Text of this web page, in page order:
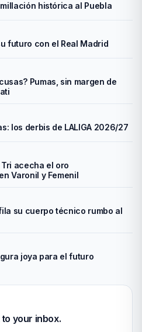
histórica al Puebla
futuro con el Real Madrid
Pumas, sin margen de
los derbis de LALIGA 2026/27
Tri acecha el oro
Varonil y Femenil
su cuerpo técnico rumbo al
joya para el futuro
your inbox.